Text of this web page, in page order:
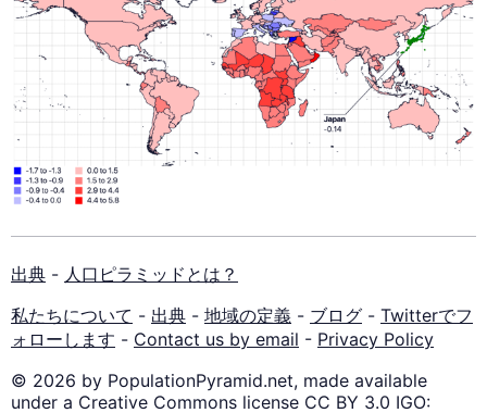
出典 - 人口ピラミッドとは？
私たちについて - 出典 - 地域の定義 - ブログ - Twitterでフ
ォローします - Contact us by email - Privacy Policy
© 2026 by PopulationPyramid.net, made available
under a Creative Commons license CC BY 3.0 IGO: